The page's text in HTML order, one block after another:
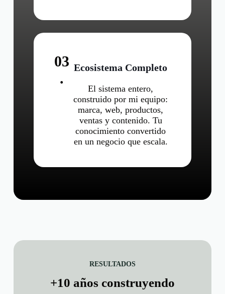
03
.
Ecosistema Completo
El sistema entero,
construido por mi equipo:
marca, web, productos,
ventas y contenido. Tu
conocimiento convertido
en un negocio que escala.
RESULTADOS
+10 años construyendo